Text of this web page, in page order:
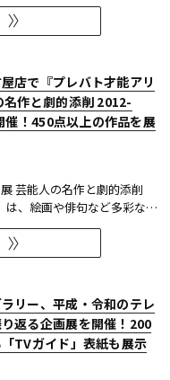
い評価を獲得している。
連盟賞 技術部門優...
店で『プレバト才能アリ
名作と劇的添削 2012-
催！450点以上の作品を展
芸能人の名作と劇的添削
は、絵画や俳句など多彩な芸
一流の講師陣が才能アリ/ナ
。 本展では、定番ジャンル
いった巨大作品...
リー、平成・令和のテレ
返る企画展を開催！200
TVガイド」表紙も展示